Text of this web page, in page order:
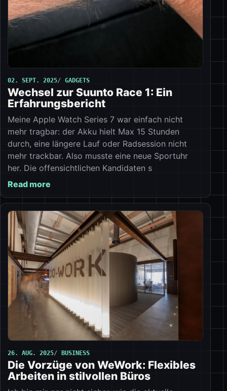
02. SEPT. 2025 GADGETS
Wechsel zur Suunto Race 1: Ein
Erfahrungsbericht
Meine Apple Watch Series 7 war einfach nicht
mehr tragbar: der Akku hielt Max 15 Stunden
durch, eine längere Lauf oder Radsession nicht
mehr trackbar. Also musste eine neue Sportuhr
her. Die offensichtlichen Kandidaten s
Read more
26. AUG. 2025 BUSINESS
Die Vorzüge von WeWork: Flexibles
Arbeiten in stilvollen Büros